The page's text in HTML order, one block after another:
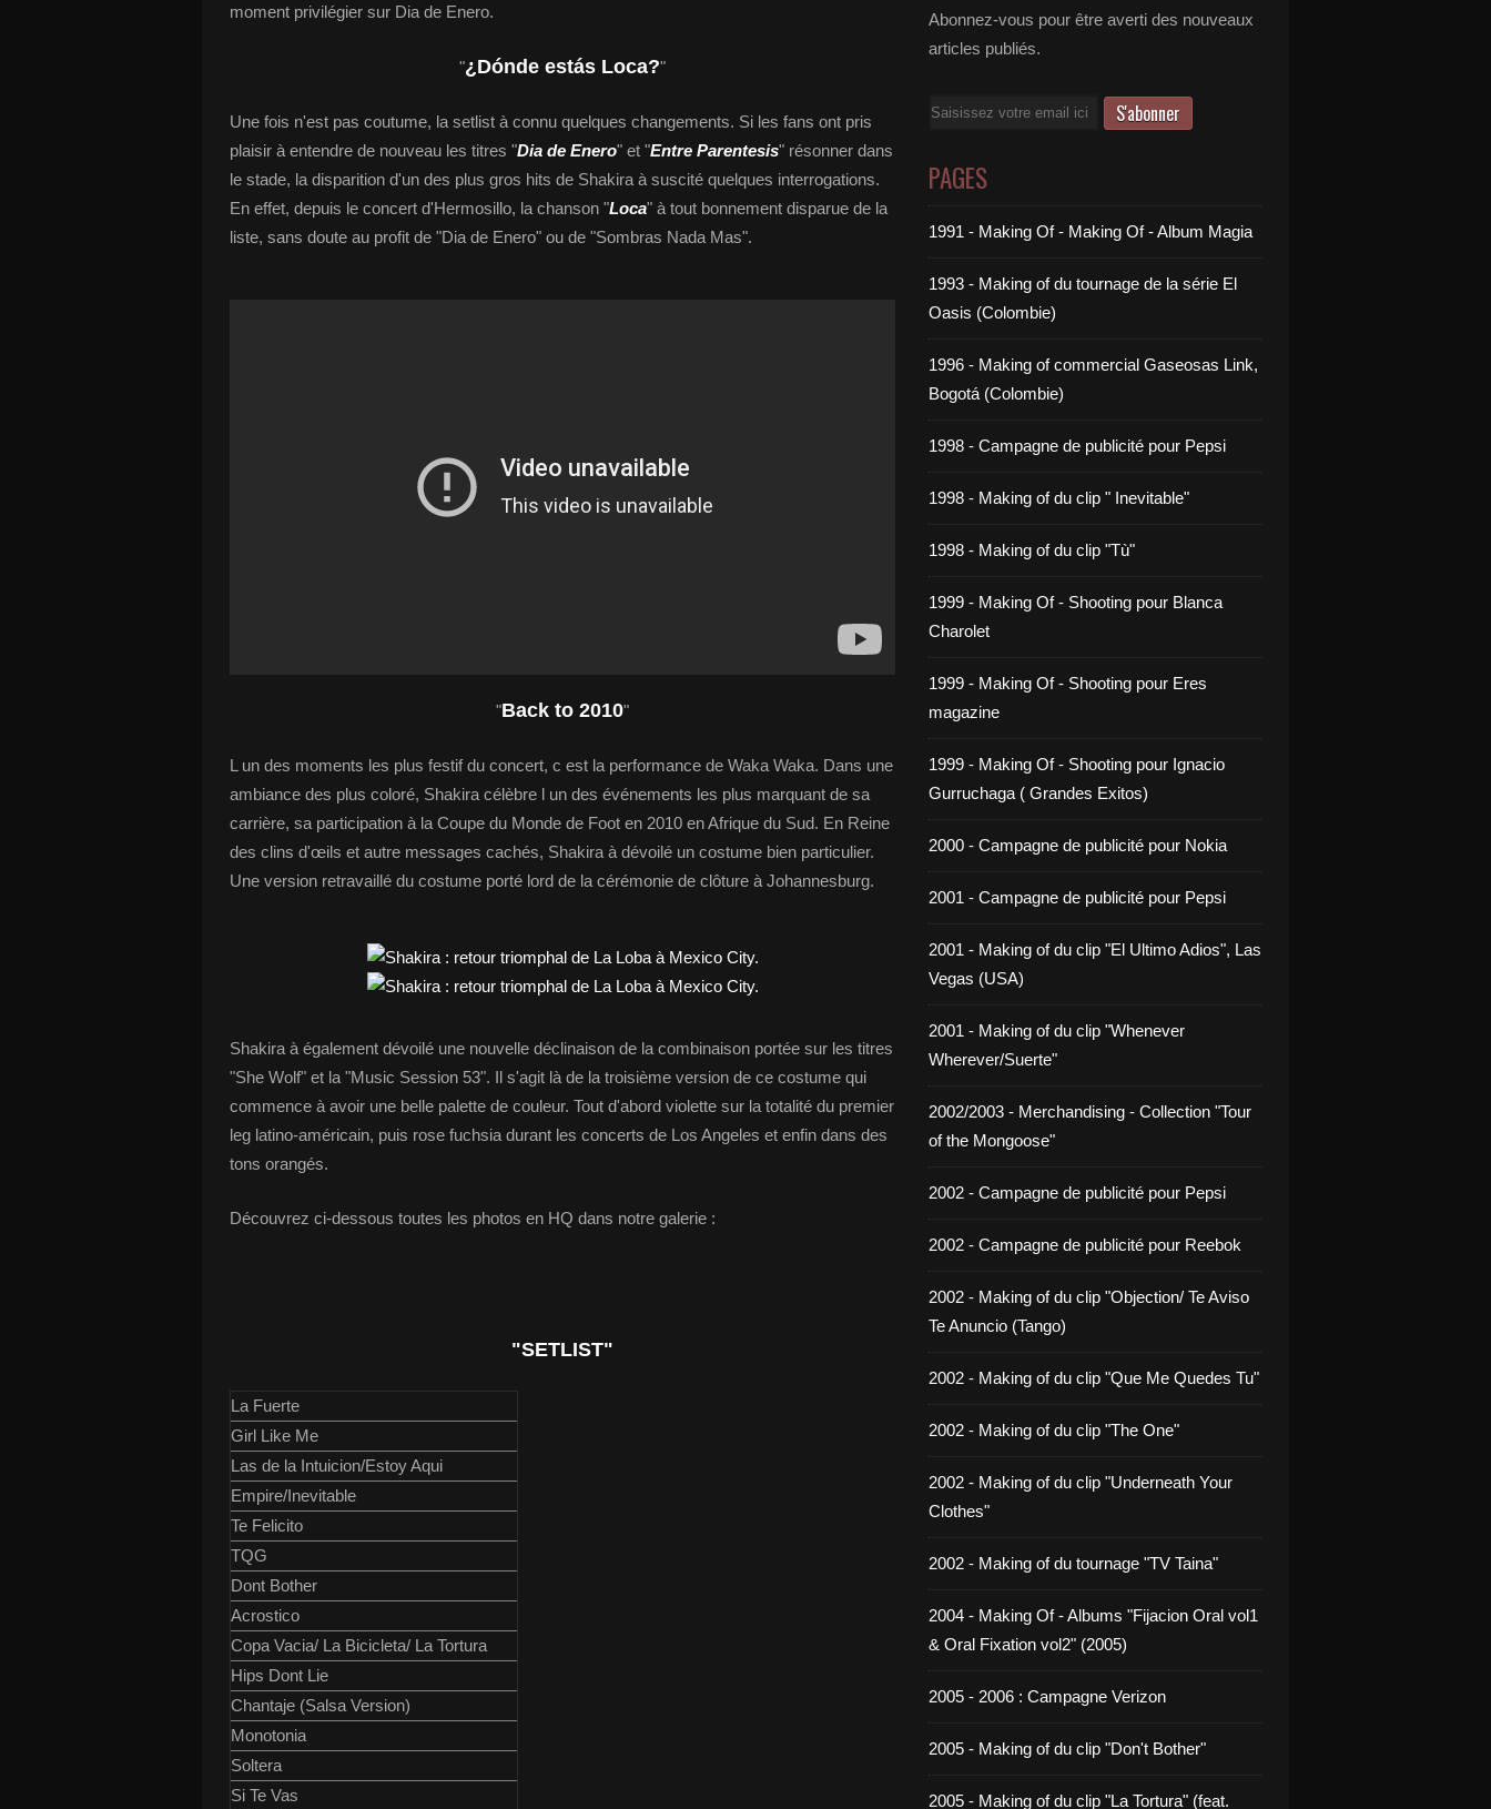
moment privilégier sur Dia de Enero.
"¿Dónde estás Loca?"
Une fois n'est pas coutume, la setlist à connu quelques changements. Si les fans ont pris
plaisir à entendre de nouveau les titres "Dia de Enero" et "Entre Parentesis" résonner dans
le stade, la disparition d'un des plus gros hits de Shakira à suscité quelques interrogations.
En effet, depuis le concert d'Hermosillo, la chanson "Loca" à tout bonnement disparue de la
liste, sans doute au profit de "Dia de Enero" ou de "Sombras Nada Mas".
"Back to 2010"
L un des moments les plus festif du concert, c est la performance de Waka Waka. Dans une
ambiance des plus coloré, Shakira célèbre l un des événements les plus marquant de sa
carrière, sa participation à la Coupe du Monde de Foot en 2010 en Afrique du Sud. En Reine
des clins d'œils et autre messages cachés, Shakira à dévoilé un costume bien particulier.
Une version retravaillé du costume porté lord de la cérémonie de clôture à Johannesburg.
Shakira à également dévoilé une nouvelle déclinaison de la combinaison portée sur les titres
"She Wolf" et la "Music Session 53". Il s'agit là de la troisième version de ce costume qui
commence à avoir une belle palette de couleur. Tout d'abord violette sur la totalité du premier
leg latino-américain, puis rose fuchsia durant les concerts de Los Angeles et enfin dans des
tons orangés.
Découvrez ci-dessous toutes les photos en HQ dans notre galerie :
"SETLIST"
La Fuerte
Girl Like Me
Las de la Intuicion/Estoy Aqui
Empire/Inevitable
Te Felicito
TQG
Dont Bother
Acrostico
Copa Vacia/ La Bicicleta/ La Tortura
Hips Dont Lie
Chantaje (Salsa Version)
Monotonia
Soltera
Si Te Vas
Abonnez-vous pour être averti des nouveaux
articles publiés.
Email
PAGES
1991 - Making Of - Making Of - Album Magia
1993 - Making of du tournage de la série El
Oasis (Colombie)
1996 - Making of commercial Gaseosas Link,
Bogotá (Colombie)
1998 - Campagne de publicité pour Pepsi
1998 - Making of du clip " Inevitable"
1998 - Making of du clip "Tù"
1999 - Making Of - Shooting pour Blanca
Charolet
1999 - Making Of - Shooting pour Eres
magazine
1999 - Making Of - Shooting pour Ignacio
Gurruchaga ( Grandes Exitos)
2000 - Campagne de publicité pour Nokia
2001 - Campagne de publicité pour Pepsi
2001 - Making of du clip "El Ultimo Adios", Las
Vegas (USA)
2001 - Making of du clip "Whenever
Wherever/Suerte"
2002/2003 - Merchandising - Collection "Tour
of the Mongoose"
2002 - Campagne de publicité pour Pepsi
2002 - Campagne de publicité pour Reebok
2002 - Making of du clip "Objection/ Te Aviso
Te Anuncio (Tango)
2002 - Making of du clip "Que Me Quedes Tu"
2002 - Making of du clip "The One"
2002 - Making of du clip "Underneath Your
Clothes"
2002 - Making of du tournage "TV Taina"
2004 - Making Of - Albums "Fijacion Oral vol1
& Oral Fixation vol2" (2005)
2005 - 2006 : Campagne Verizon
2005 - Making of du clip "Don't Bother"
2005 - Making of du clip "La Tortura" (feat.